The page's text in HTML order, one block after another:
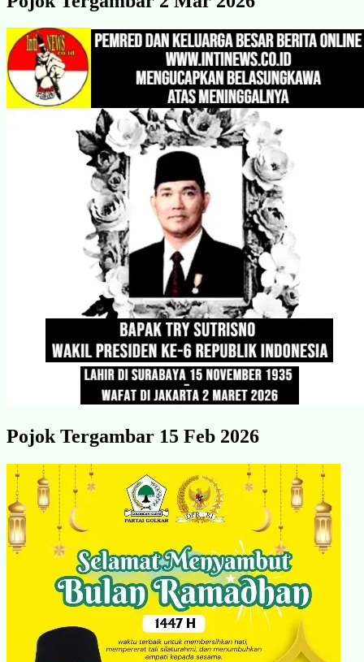
Pojok Tergambar 15 Feb 2026